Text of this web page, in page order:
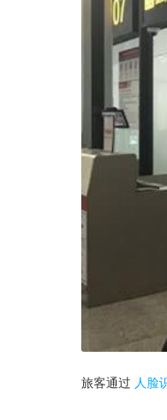
旅客通过 人脸